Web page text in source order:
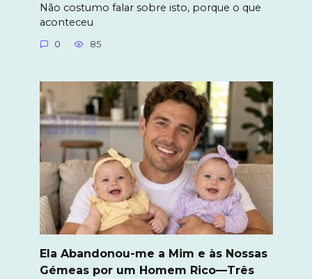
Não costumo falar sobre isto, porque o que
aconteceu
0 85
Ela Abandonou-me a Mim e às Nossas
Gémeas por um Homem Rico—Três